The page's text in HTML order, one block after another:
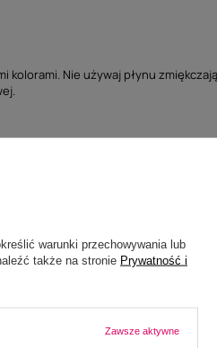
Nie używaj płynu
warunki przechowywania lub
także na stronie Prywatność i
Zawsze aktywne